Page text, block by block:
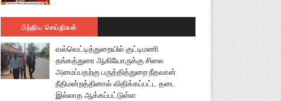
பிந்திய செய்திகள்
வல்வெட்டித்துறையில் குட்டிமணி
தங்கத்துரை ஆகியோருக்கு சிலை
அமைப்பதற்கு பருத்தித்துறை நீதவான்
நீதிமன்றத்தினால் விதிக்கப்பட்ட தடை
இல்லாத ஆக்கப்பட்டுள்ள